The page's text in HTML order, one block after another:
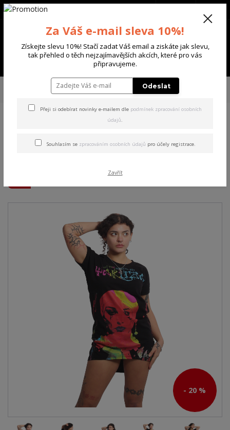
Menu
+420 702 136 620
ŠATY
Yakuza dámské šaty Some People Urban T-Shirt
People Urban T-Shirt Dress
- 20 %
Za Váš e-mail sleva 10%!
Získejte slevu 10%! Stačí zadat Váš email a ziskáte jak slevu,
tak přehled o těch nejzajímavějších akcích, které pro vás
připravujeme.
Odeslat
Přeji si odebírat novinky e-mailem dle podmínek zpracování osobních
údajů.
Souhlasím se zpracováním osobních údajů pro účely registrace.
Zavřít